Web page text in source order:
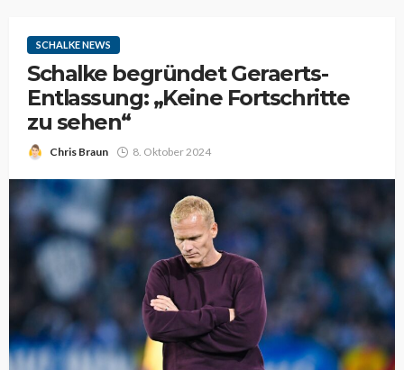
SCHALKE NEWS
Schalke begründet Geraerts-
Entlassung: „Keine Fortschritte
zu sehen“
Chris Braun 8. Oktober 2024